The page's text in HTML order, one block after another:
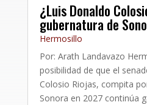
¿Luis Donaldo
gubernatura de
Hermosillo
Por: Arath Landavazo
posibilidad de que el
Colosio Riojas, compita
Sonora en 2027 continúa